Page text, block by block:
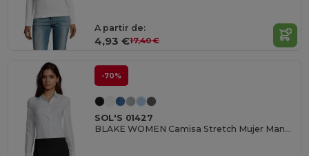
A partir de:
4,93 €17,40 €
-70%
SOL'S 01427
BLAKE WOMEN Camisa Stretch Mujer Manga Larga